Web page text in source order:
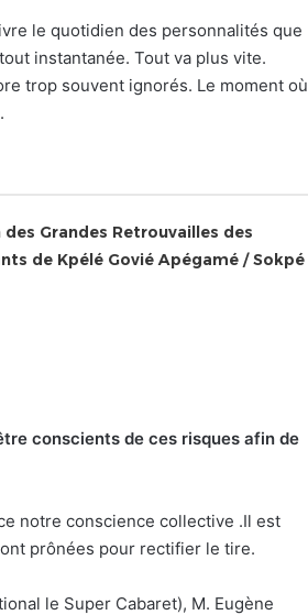
le quotidien des personnalités que
instantanée. Tout va plus vite.
trop souvent ignorés. Le moment où
des Grandes Retrouvailles des
de Kpélé Govié Apégamé / Sokpé
conscients de ces risques afin de
notre conscience collective .Il est
prônées pour rectifier le tire.
le Super Cabaret), M. Eugène